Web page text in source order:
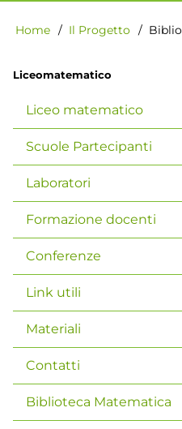
principale
Briciole
pane
Home Il Progetto
Liceomatematico
Liceo matematico
Scuole Partecipanti
Laboratori
Formazione docenti
Conferenze
Link utili
Materiali
Contatti
Biblioteca Matematica